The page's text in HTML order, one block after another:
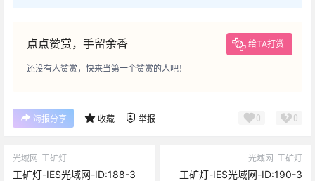
点点赞赏，手留余香 给TA打赏
还没有人赞赏，快来当第一个赞赏的人吧！
海报分享 收藏 举报 0 0
光域网 工矿灯
工矿灯-IES光域网-ID:188-3
光域网 工矿灯
工矿灯-IES光域网-ID:190-3